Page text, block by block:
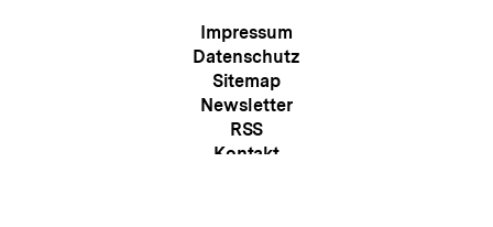
Meta-
Navigation
Impressum
Datenschutz
Sitemap
Newsletter
RSS
Kontakt